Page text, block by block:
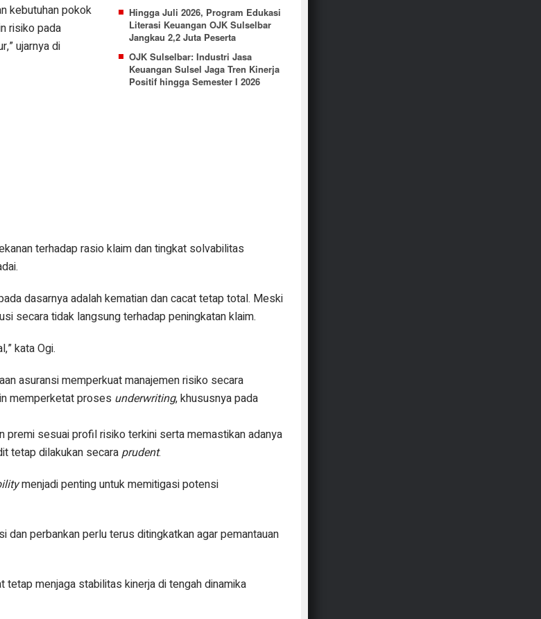
Hingga Juli 2026, Program Edukasi
Literasi Keuangan OJK Sulselbar
Jangkau 2,2 Juta Peserta
OJK Sulselbar: Industri Jasa
Keuangan Sulsel Jaga Tren Kinerja
Positif hingga Semester I 2026
kebutuhan pokok
risiko pada
ujarnya di
terhadap rasio klaim dan tingkat solvabilitas
dasarnya adalah kematian dan cacat tetap total. Meski
secara tidak langsung terhadap peningkatan klaim.
kata Ogi.
asuransi memperkuat manajemen risiko secara
memperketat proses underwriting, khususnya pada
premi sesuai profil risiko terkini serta memastikan adanya
tetap dilakukan secara prudent.
menjadi penting untuk memitigasi potensi
dan perbankan perlu terus ditingkatkan agar pemantauan
tetap menjaga stabilitas kinerja di tengah dinamika